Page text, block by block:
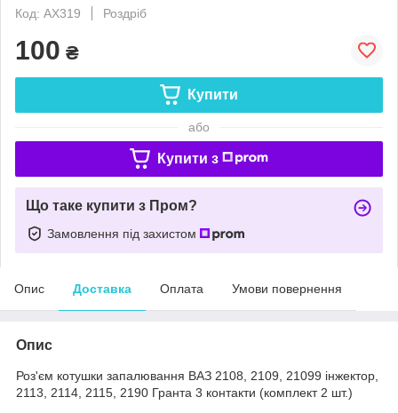
Код: AX319
Роздріб
100 ₴
Купити
або
Купити з
Що таке купити з Пром?
Замовлення під захистом
Опис Доставка Оплата Умови повернення
Опис
Роз'єм котушки запалювання ВАЗ 2108, 2109, 21099 інжектор,
2113, 2114, 2115, 2190 Гранта 3 контакти (комплект 2 шт.)